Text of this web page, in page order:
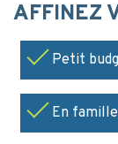
AFFINEZ
Petit
En famille